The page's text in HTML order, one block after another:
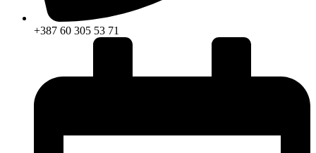
+387 60 305 53 71